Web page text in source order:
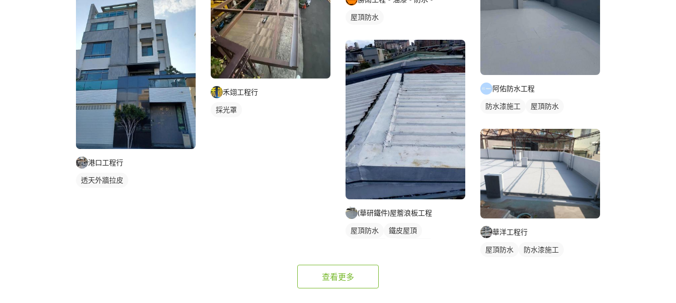
港口工程行
透天外牆拉皮
禾翊工程行
採光罩
屋頂防水
(華研鐵件)屋簷浪板工程
屋頂防水
鐵皮屋頂
阿佑防水工程
防水漆施工 屋頂防水
華洋工程行
屋頂防水 防水漆施工
查看更多